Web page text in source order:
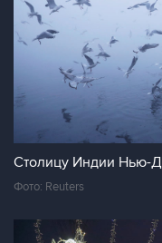
Столицу Индии Нью-
Фото: Reuters